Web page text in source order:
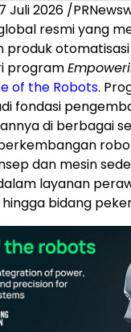
7 Juli 2026 /
resmi yang
produk
program
of the Robots.
fondasi
di berbagai
dan mesin
layanan
bidang